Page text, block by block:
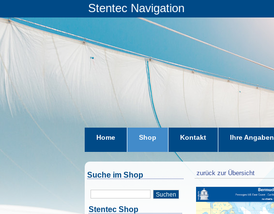
Stentec Navigation
Home Shop Kontakt Ihre Angaben
Suche im Shop
Suchen
Stentec Shop
zurück zur Übersicht